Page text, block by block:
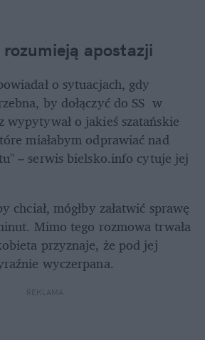
apostazji
by dołączyć do SS  w
wypytywał o jakieś szatańskie
miałabym odprawiać nad
– serwis bielsko.info cytuje jej
chciał, mógłby załatwić sprawę
Mimo tego rozmowa trwała
przyznaje, że pod jej
wyczerpana.
REKLAMA